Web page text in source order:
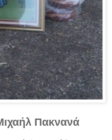
Πακνανά